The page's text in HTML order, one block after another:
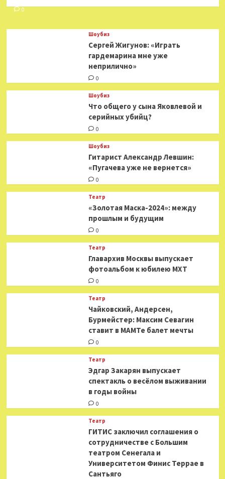
0
Шоубиз
Сергей Жигунов: «Играть
гардемарина мне уже
неприлично»
0
Шоубиз
Что общего у сына Яковлевой и
серийных убийц?
0
Шоубиз
Гитарист Александр Левшин:
«Пугачева уже не вернется»
0
Театр
«Золотая Маска-2024»: между
прошлым и будущим
0
Театр
​​Главархив Москвы выпускает
фотоальбом к юбилею МХТ
0
Театр
​​Чайковский, Андерсен,
Бурмейстер: Максим Севагин
ставит в МАМТе балет мечты
0
Театр
Эдгар Закарян выпускает
спектакль о весёлом выживании
в годы войны
0
Театр
ГИТИС заключил соглашения о
сотрудничестве с Большим
театром Сенегала и
Университетом Финис Террае в
Сантьяго